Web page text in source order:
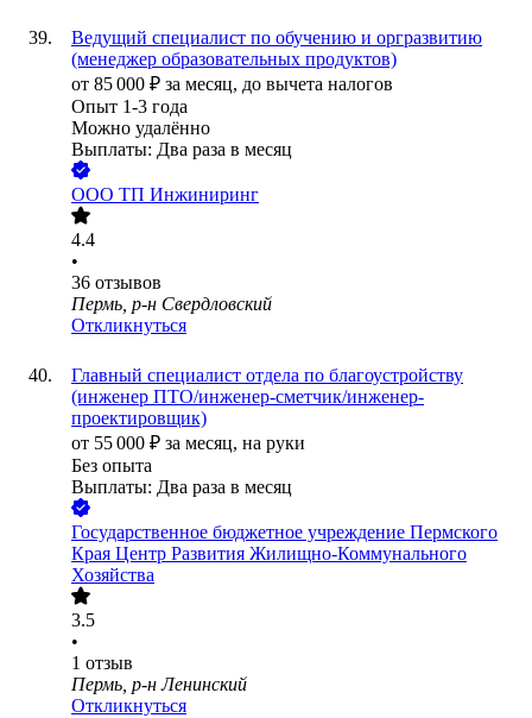
Ведущий специалист по обучению и оргразвитию
(менеджер образовательных продуктов)
от 85 000 ₽ за месяц, до вычета налогов
Опыт 1-3 года
Можно удалённо
Выплаты: Два раза в месяц
ООО ТП Инжиниринг
4.4
•
36 отзывов
Пермь, р-н Свердловский
Откликнуться
Главный специалист отдела по благоустройству
(инженер ПТО/инженер-сметчик/инженер-
проектировщик)
от 55 000 ₽ за месяц, на руки
Без опыта
Выплаты: Два раза в месяц
Государственное бюджетное учреждение Пермского
Края Центр Развития Жилищно-Коммунального
Хозяйства
3.5
•
1 отзыв
Пермь, р-н Ленинский
Откликнуться